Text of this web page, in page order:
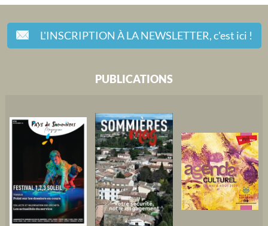
L'INSCRIPTION À LA NEWSLETTER,c'est ici !
PUBLICATIONS